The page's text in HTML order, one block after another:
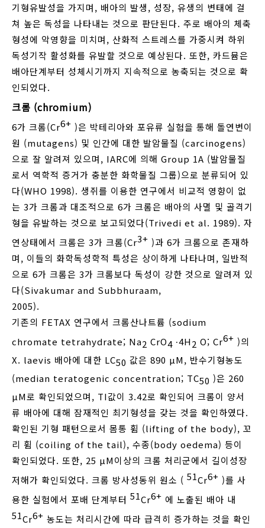
기형유발성을 가지며, 배아의 발생, 성장, 유생의 변태에 걸
쳐 높은 독성을 나타내는 것으로 판단된다. 주로 배아의 체축
형성에 악영향을 미치며, 산화적 스트레스를 가중시켜 하위
독성기작 활성화를 유발할 것으로 예상된다. 또한, 카드뮴은
배아단계부터 성체시기까지 지속적으로 농축되는 것으로 확
인되었다.
크롬 (chromium)
6가 크롬(Cr6+ )은 박테리아와 포유류 실험을 통해 돌연변이
원 (mutagens) 및 인간에 대한 발암물질 (carcinogens)
으로 잘 알려져 있으며, IARC에 의해 Group 1A (발암물질
로서 역학적 증거가 충분한 화학물질 그룹)으로 분류되어 있
다(WHO 1998). 생쥐를 이용한 연구에서 비교적 영향이 없
는 3가 크롬과 대조적으로 6가 크롬은 배아의 사멸 및 골격기
형을 유발하는 것으로 보고되었다(Trivedi et al. 1989). 자
연상태에서 크롬은 3가 크롬(Cr3+ )과 6가 크롬으로 존재하
며, 이들의 화학독성학적 특성은 상이하게 나타나며, 일반적
으로 6가 크롬은 3가 크롬보다 독성이 강한 것으로 알려져 있
다(Sivakumar and Subbhuraam,
2005).
기존의 FETAX 연구에서 크롬산나트륨 (sodium
chromate tetrahydrate; Na2 CrO4 ∙4H2 O; Cr6+ )의
X. laevis 배아에 대한 LC50 값은 890 μM, 반수기형농도
(median teratogenic concentration; TC50 )은 260
μM로 확인되었으며, TI값이 3.42로 확인되어 크롬이 양서
류 배아에 대해 잠재적인 최기형성을 갖는 것을 확인하였다.
확인된 기형 패턴으로서 몸통 휨 (lifting of the body), 꼬
리 휨 (coiling of the tail), 수종(body oedema) 등이
확인되었다. 또한, 25 μM이상의 크롬 처리군에서 길이성장
저해가 확인되었다. 크롬 방사성동위 원소 ( 51Cr6+ )를 사
용한 실험에서 포배 단계부터 51Cr6+ 에 노출된 배아 내
51Cr6+ 농도는 처리시간에 따라 급격히 증가하는 것을 확인